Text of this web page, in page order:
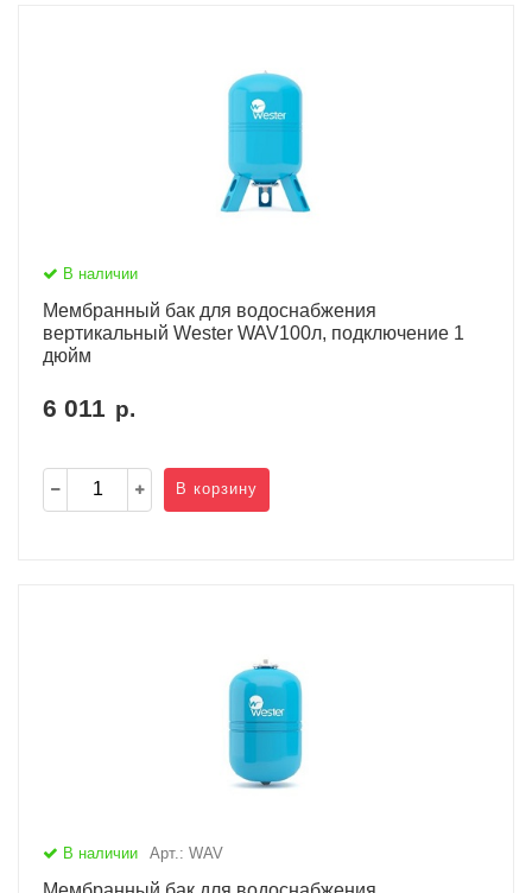
В наличии
Мембранный бак для водоснабжения
вертикальный Wester WAV100л, подключение 1
дюйм
6 011 р.
В корзину
В наличии Арт.: WAV